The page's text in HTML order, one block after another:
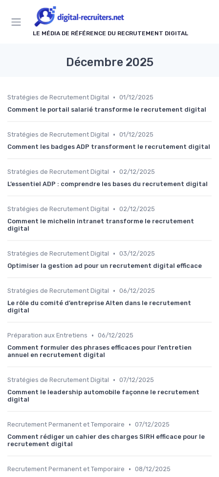
LE MÉDIA DE RÉFÉRENCE DU RECRUTEMENT DIGITAL
Décembre 2025
Stratégies de Recrutement Digital • 01/12/2025
Comment le portail salarié transforme le recrutement digital
Stratégies de Recrutement Digital • 01/12/2025
Comment les badges ADP transforment le recrutement digital
Stratégies de Recrutement Digital • 02/12/2025
L’essentiel ADP : comprendre les bases du recrutement digital
Stratégies de Recrutement Digital • 02/12/2025
Comment le michelin intranet transforme le recrutement
digital
Stratégies de Recrutement Digital • 03/12/2025
Optimiser la gestion ad pour un recrutement digital efficace
Stratégies de Recrutement Digital • 06/12/2025
Le rôle du comité d’entreprise Alten dans le recrutement
digital
Préparation aux Entretiens • 06/12/2025
Comment formuler des phrases efficaces pour l’entretien
annuel en recrutement digital
Stratégies de Recrutement Digital • 07/12/2025
Comment le leadership automobile façonne le recrutement
digital
Recrutement Permanent et Temporaire • 07/12/2025
Comment rédiger un cahier des charges SIRH efficace pour le
recrutement digital
Recrutement Permanent et Temporaire • 08/12/2025
Panneau de gestion des cookies